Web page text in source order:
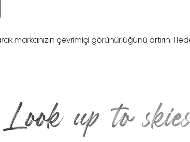
markanızın çevrimiçi görünürlüğünü artırın.